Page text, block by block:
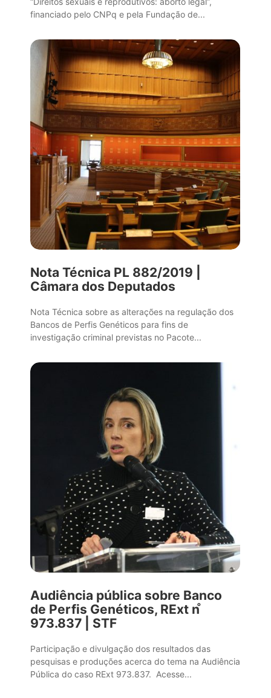
financiado pelo CNPq e pela Fundação de...
Nota Técnica PL 882/2019 |
Câmara dos Deputados
Nota Técnica sobre as alterações na regulação dos
Bancos de Perfis Genéticos para fins de
investigação criminal previstas no Pacote...
Audiência pública sobre Banco
de Perfis Genéticos, RExt n ̊
973.837 | STF
Participação e divulgação dos resultados das
pesquisas e produções acerca do tema na Audiência
Pública do caso RExt 973.837. Acesse...